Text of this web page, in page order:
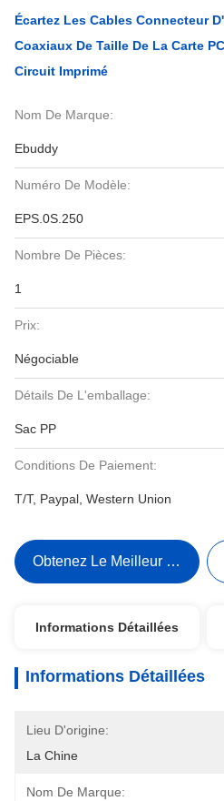
Écartez Les Cables Connecteur
Coaxiaux De Taille De La Carte
Circuit Imprimé
Nom De Marque:
Ebuddy
Numéro De Modèle:
EPS.0S.250
Nombre De Pièces:
1
Prix:
Négociable
Détails De L'emballage:
Sac PP
Conditions De Paiement:
T/T, Paypal, Western Union
Obtenez Le Meilleur Prix
Informations Détaillées
Informations Détaillées
Lieu D'origine:
La Chine
Nom De Marque: